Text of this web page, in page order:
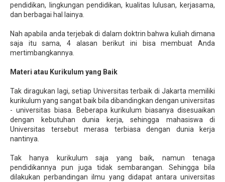
pendidikan, lingkungan pendidikan, kualitas lulusan, kerjasama,
dan berbagai hal lainya.
Nah apabila anda terjebak di dalam doktrin bahwa kuliah dimana
saja itu sama, 4 alasan berikut ini bisa membuat Anda
mertimbangkannya.
Materi atau Kurikulum yang Baik
Tak diragukan lagi, setiap Universitas terbaik di Jakarta memiliki
kurikulum yang sangat baik bila dibandingkan dengan universitas
- universitas biasa. Beberapa kurikulum biasanya disesuaikan
dengan kebutuhan dunia kerja, sehingga mahasiswa di
Universitas tersebut merasa terbiasa dengan dunia kerja
nantinya.
Tak hanya kurikulum saja yang baik, namun tenaga
pendidikannya pun juga tidak sembarangan. Sehingga bila
dilakukan perbandingan ilmu yang didapat antara universitas